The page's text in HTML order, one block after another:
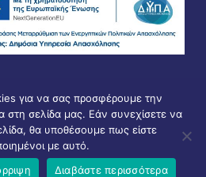
Reserved. D & D by
για να σας προσφέρουμε την
στη σελίδα μας. Εάν συνεχίσετε να
θα υποθέσουμε πως είστε
με αυτό.
Διαβάστε περισσότερα